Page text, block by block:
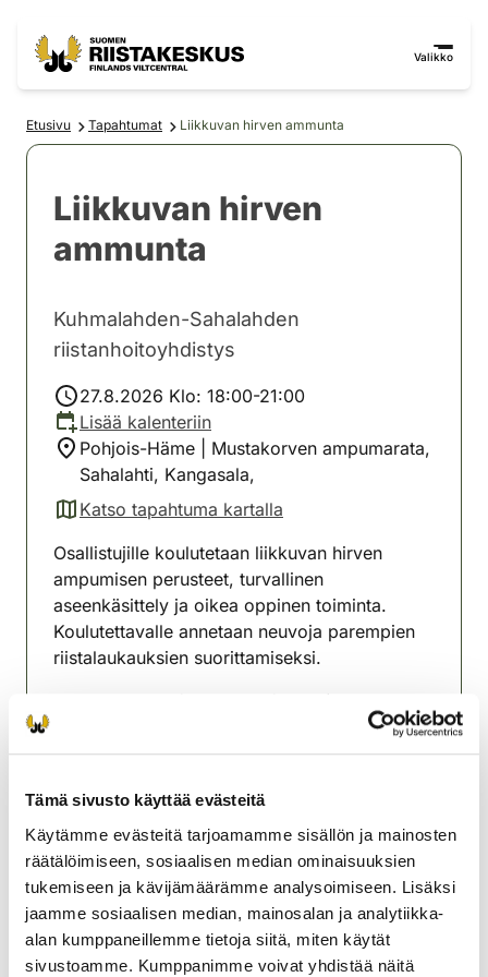
Tämä sivusto käyttää evästeitä
Käytämme evästeitä tarjoamamme sisällön ja mainosten
räätälöimiseen, sosiaalisen median ominaisuuksien
tukemiseen ja kävijämäärämme analysoimiseen. Lisäksi
jaamme sosiaalisen median, mainosalan ja analytiikka-
alan kumppaneillemme tietoja siitä, miten käytät
sivustoamme. Kumppanimme voivat yhdistää näitä
Valikko
Etusivu Tapahtumat Liikkuvan hirven ammunta
Liikkuvan hirven
ammunta
Kuhmalahden-Sahalahden
riistanhoitoyhdistys
27.8.2026 Klo: 18:00-21:00
Lisää kalenteriin
Pohjois-Häme | Mustakorven ampumarata,
Sahalahti, Kangasala,
Katso tapahtuma kartalla
(avautuu uuteen välilehteen)
Osallistujille koulutetaan liikkuvan hirven
ampumisen perusteet, turvallinen
aseenkäsittely ja oikea oppinen toiminta.
Koulutettavalle annetaan neuvoja parempien
riistalaukauksien suorittamiseksi.
Kuhmalahden-Sahalahden rhy:n jäseniä).
riistanhoitoyhdistys
Pohjois-Häme
0405667526
kuhmalahti-sahalahti@rhy.riista.fi